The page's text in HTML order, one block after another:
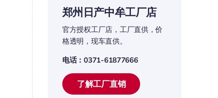
郑州日产中牟工厂店
官方授权工厂店，工厂直供，价
格透明，现车直供。
电话：0371-61877666
了解工厂直销